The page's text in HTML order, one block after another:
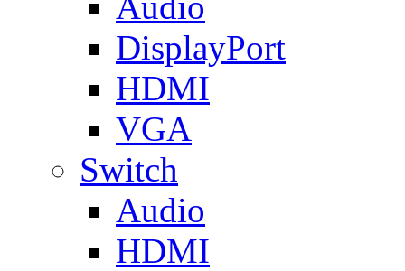
DisplayPort
HDMI
VGA
Switch
Audio
HDMI